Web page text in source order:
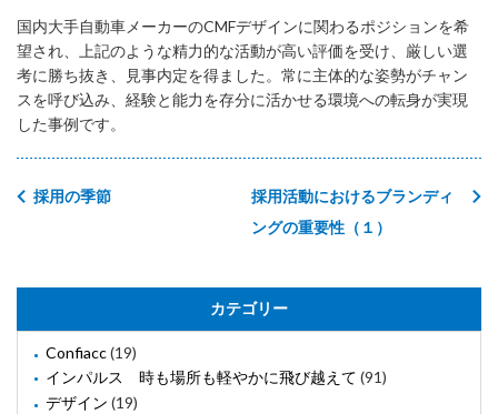
国内大手自動車メーカーのCMFデザインに関わるポジションを希
望され、上記のような精力的な活動が高い評価を受け、厳しい選
考に勝ち抜き、見事内定を得ました。常に主体的な姿勢がチャン
スを呼び込み、経験と能力を存分に活かせる環境への転身が実現
した事例です。
採用活動におけるブランディ
ングの重要性（１）
採用の季節
カテゴリー
Confiacc(19)
インパルス 時も場所も軽やかに飛び越えて (91)
デザイン (19)